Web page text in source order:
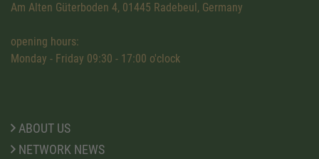
Am Alten Güterboden 4, 01445 Radebeul, Germany
opening hours:
Monday - Friday 09:30 - 17:00 o'clock
ABOUT US
NETWORK NEWS